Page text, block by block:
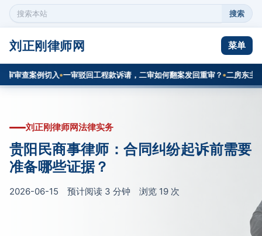
搜
索
本
站
内
容
搜索
刘正刚律师网 菜单
审查案例切入 一审驳回工程款诉请，二审如何翻案发回重审？ 二房东主张
刘正刚律师网法律实务
贵阳民商事律师：合同纠纷起诉前需要
准备哪些证据？
2026-06-15 预计阅读 3 分钟 浏览 19 次